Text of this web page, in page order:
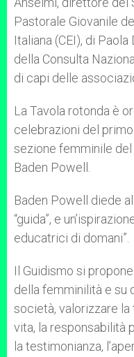
Pastorale Giovanile
Italiana (CEI), di
della Consulta
di capi delle
La Tavola rotonda è
celebrazioni del
sezione femminile
Baden Powell.
Baden Powell diede
“guida”, e
educatrici di domani”.
Il Guidismo si
della femminilità e su
società, valorizzare
vita, la responsabilità
la testimonianza,